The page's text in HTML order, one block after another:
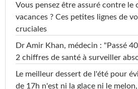
Vous pensez être assuré contre le
vacances ? Ces petites lignes de
cruciales
Dr Amir Khan, médecin : "Passé
2 chiffres de santé à surveiller
Le meilleur dessert de l'été pour
de 17h n'est ni la glace ni le